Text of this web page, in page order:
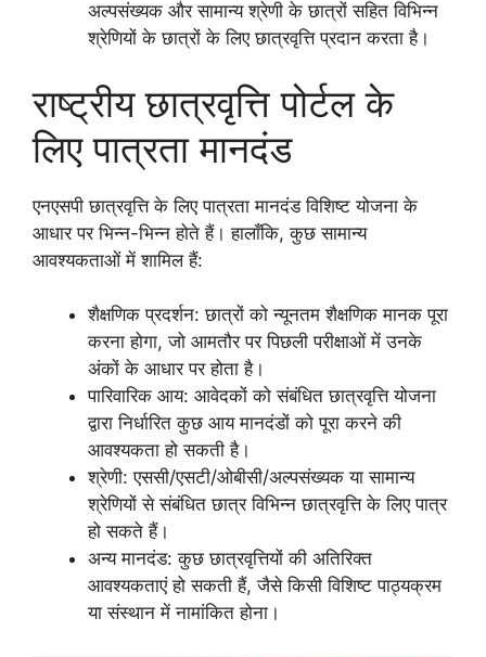
अल्पसंख्यक और सामान्य श्रेणी के छात्रों सहित विभिन्न
श्रेणियों के छात्रों के लिए छात्रवृत्ति प्रदान करता है।
राष्ट्रीय छात्रवृत्ति पोर्टल के
लिए पात्रता मानदंड
एनएसपी छात्रवृत्ति के लिए पात्रता मानदंड विशिष्ट योजना के
आधार पर भिन्न-भिन्न होते हैं। हालाँकि, कुछ सामान्य
आवश्यकताओं में शामिल हैं:
शैक्षणिक प्रदर्शन: छात्रों को न्यूनतम शैक्षणिक मानक पूरा
करना होगा, जो आमतौर पर पिछली परीक्षाओं में उनके
अंकों के आधार पर होता है।
पारिवारिक आय: आवेदकों को संबंधित छात्रवृत्ति योजना
द्वारा निर्धारित कुछ आय मानदंडों को पूरा करने की
आवश्यकता हो सकती है।
श्रेणी: एससी/एसटी/ओबीसी/अल्पसंख्यक या सामान्य
श्रेणियों से संबंधित छात्र विभिन्न छात्रवृत्ति के लिए पात्र
हो सकते हैं।
अन्य मानदंड: कुछ छात्रवृत्तियों की अतिरिक्त
आवश्यकताएं हो सकती हैं, जैसे किसी विशिष्ट पाठ्यक्रम
या संस्थान में नामांकित होना।